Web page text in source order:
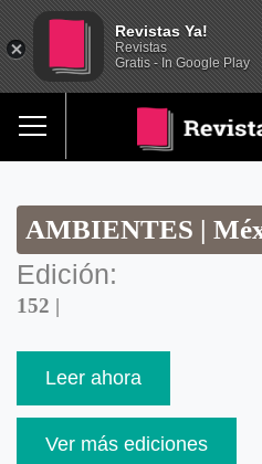
AMBIENTES |
Edición:
152 |
Leer ahora
Ver más ediciones
Revistas Ya!
Revistas
Gratis - In Google Play